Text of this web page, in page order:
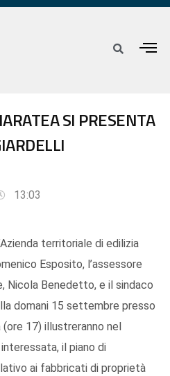
SI PRESENTA
13:03
territoriale di edilizia
Esposito, l’assessore
Nicola Benedetto, e il sindaco
domani 15 settembre presso
17) illustreranno nel
il piano di
ai fabbricati di proprietà